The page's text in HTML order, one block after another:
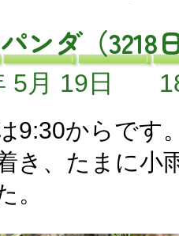
ンダ（3218
5月 19日
9:30からです
き、たまに小
。